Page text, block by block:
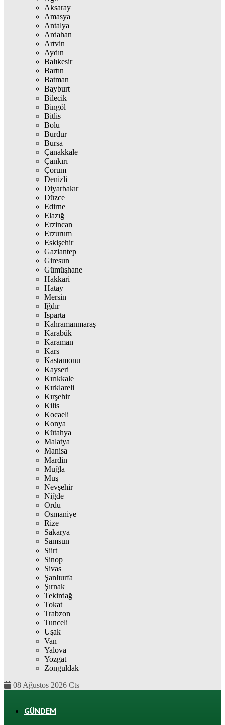
Aksaray
Amasya
Antalya
Ardahan
Artvin
Aydın
Balıkesir
Bartın
Batman
Bayburt
Bilecik
Bingöl
Bitlis
Bolu
Burdur
Bursa
Çanakkale
Çankırı
Çorum
Denizli
Diyarbakır
Düzce
Edirne
Elazığ
Erzincan
Erzurum
Eskişehir
Gaziantep
Giresun
Gümüşhane
Hakkari
Hatay
Mersin
Iğdır
Isparta
Kahramanmaraş
Karabük
Karaman
Kars
Kastamonu
Kayseri
Kırıkkale
Kırklareli
Kırşehir
Kilis
Kocaeli
Konya
Kütahya
Malatya
Manisa
Mardin
Muğla
Muş
Nevşehir
Niğde
Ordu
Osmaniye
Rize
Sakarya
Samsun
Siirt
Sinop
Sivas
Şanlıurfa
Şırnak
Tekirdağ
Tokat
Trabzon
Tunceli
Uşak
Van
Yalova
Yozgat
Zonguldak
08 Ağustos 2026 Cts
GÜNDEM